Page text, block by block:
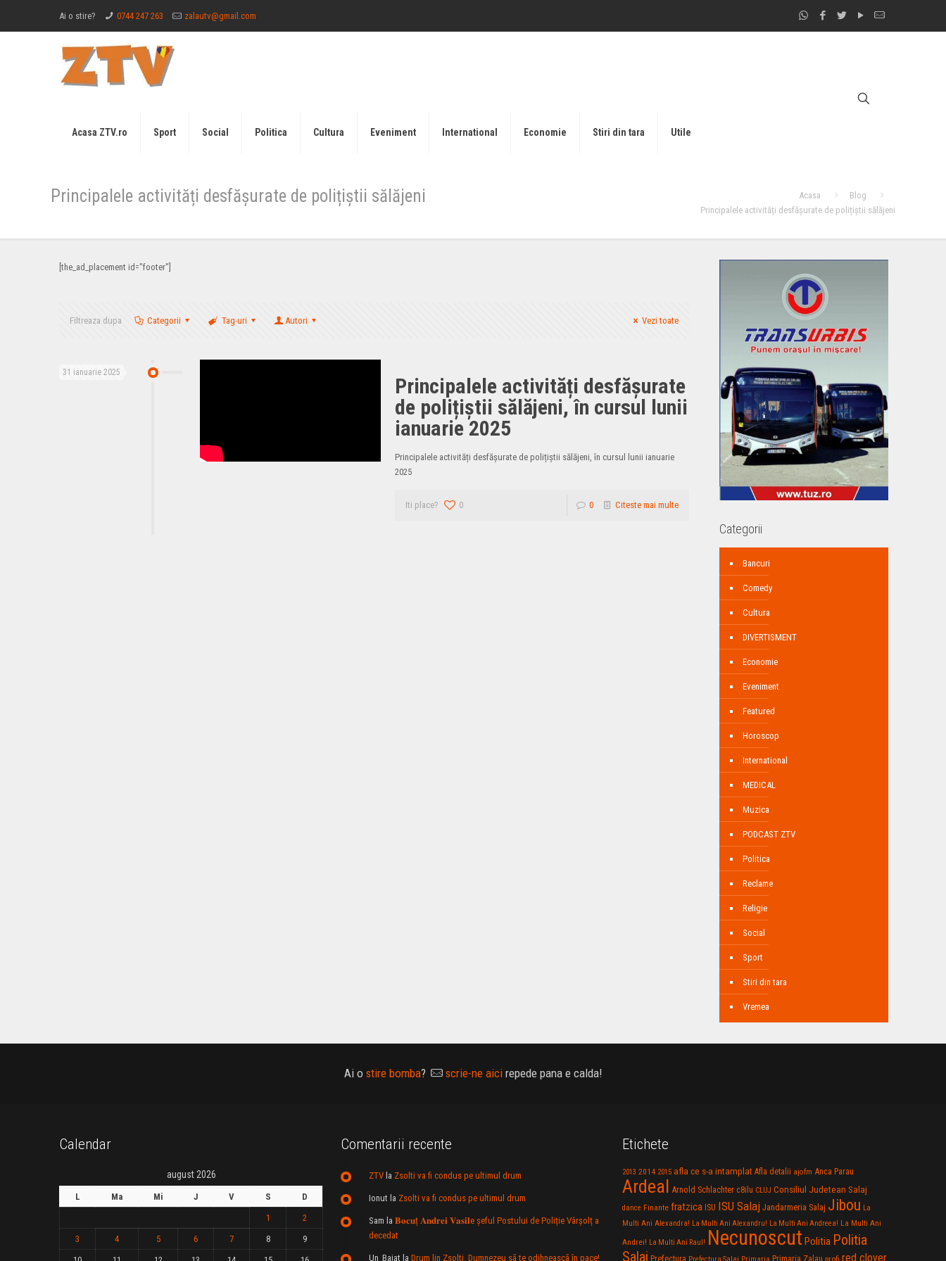
Ai o stire? 0744 247 263 zalautv@gmail.com
Acasa ZTV.ro Sport Social Politica Cultura Eveniment International Economie Stiri din tara Utile
Principalele activități desfășurate de polițiștii sălăjeni Acasa
Blog
Principalele activități desfășurate de polițiștii sălăjeni
[the_ad_placement id="footer"]
Filtreaza dupa Categorii Tag-uri Autori Vezi toate
31 ianuarie 2025
Principalele activități desfășurate
de polițiștii sălăjeni, în cursul lunii
ianuarie 2025
Principalele activități desfășurate de polițiștii sălăjeni, în cursul lunii ianuarie
2025
Iti place? 0 0 Citeste mai multe
Categorii
Bancuri
Comedy
Cultura
DIVERTISMENT
Economie
Eveniment
Featured
Horoscop
International
MEDICAL
Muzica
PODCAST ZTV
Politica
Reclame
Religie
Social
Sport
Stiri din tara
Vremea
Ai o stire bomba? scrie-ne aicirepede pana e calda!
Calendar
august 2026
L Ma Mi J V S
D
1
2
3
4 5 6 7 8
9
Comentarii recente
ZTVla Zsolti va fi condus pe ultimul drum
Ionut la Zsolti va fi condus pe ultimul drum
Sam la 𝐁𝐨𝐜𝐮ț 𝐀𝐧𝐝𝐫𝐞𝐢 𝐕𝐚𝐬𝐢𝐥e şeful Postului de Poliție Vârșolț a
decedat
Un_Baiat la Drum lin Zsolti. Dumnezeu sã te odihneascã în pace!
Etichete
2013 2014 2015 afla ce s-a intamplat Afla detalii ajofm Anca Parau
Ardeal Arnold Schlachter c8ilu CLUJ Consiliul Judetean Salaj
dance Finante fratzica ISU ISU Salaj Jandarmeria Salaj Jibou La
Multi Ani Alexandra! La Multi Ani Alexandru! La Multi Ani Andreea! La Multi Ani
Andrei! La Multi Ani Raul! Necunoscut Politia Politia
Salaj Prefectura Primaria Zalau profi red clover